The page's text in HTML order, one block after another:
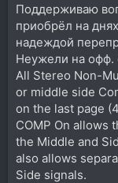
Поддерживаю
приобрёл на
надеждой
Неужели на офф.
All Stereo Non-
or middle side
on the last page
COMP On allows
the Middle and
also allows
Side signals.